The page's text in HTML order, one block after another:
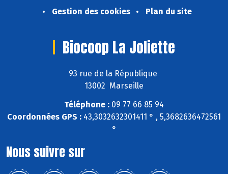
Gestion des cookies
Plan du site
Biocoop La Joliette
93 rue de la République
13002 Marseille
Téléphone : 09 77 66 85 94
Coordonnées GPS : 43,3032632301411 ° , 5,3682636472561
°
Nous suivre sur